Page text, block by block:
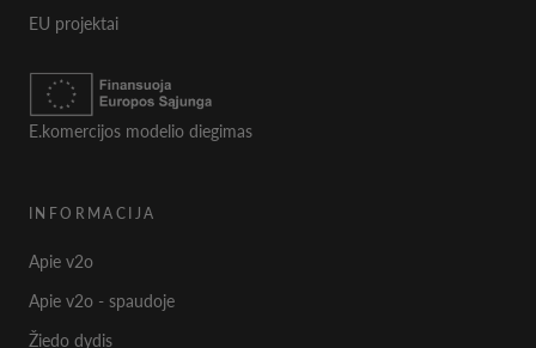
EU projektai
E.komercijos modelio diegimas
INFORMACIJA
Apie v2o
Apie v2o - spaudoje
Žiedo dydis